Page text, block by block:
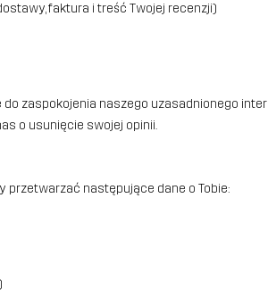
faktura i treść Twojej recenzji)
zaspokojenia naszego uzasadnionego
o usunięcie swojej opinii.
przetwarzać następujące dane o Tobie: